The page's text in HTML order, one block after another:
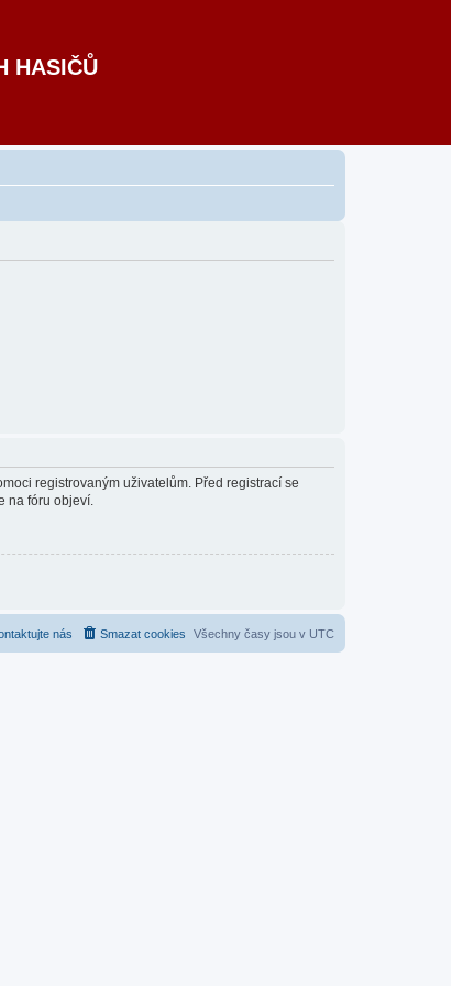
HASIČŮ
registrovaným uživatelům. Před registrací se
na fóru objeví.
Všechny časy jsou v UTC
Smazat cookies
nás